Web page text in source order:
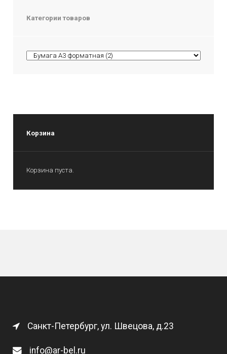
Категории товаров
Корзина
Корзина пуста.
Санкт-Петербург, ул. Швецова, д.23
info@ar-bel.ru